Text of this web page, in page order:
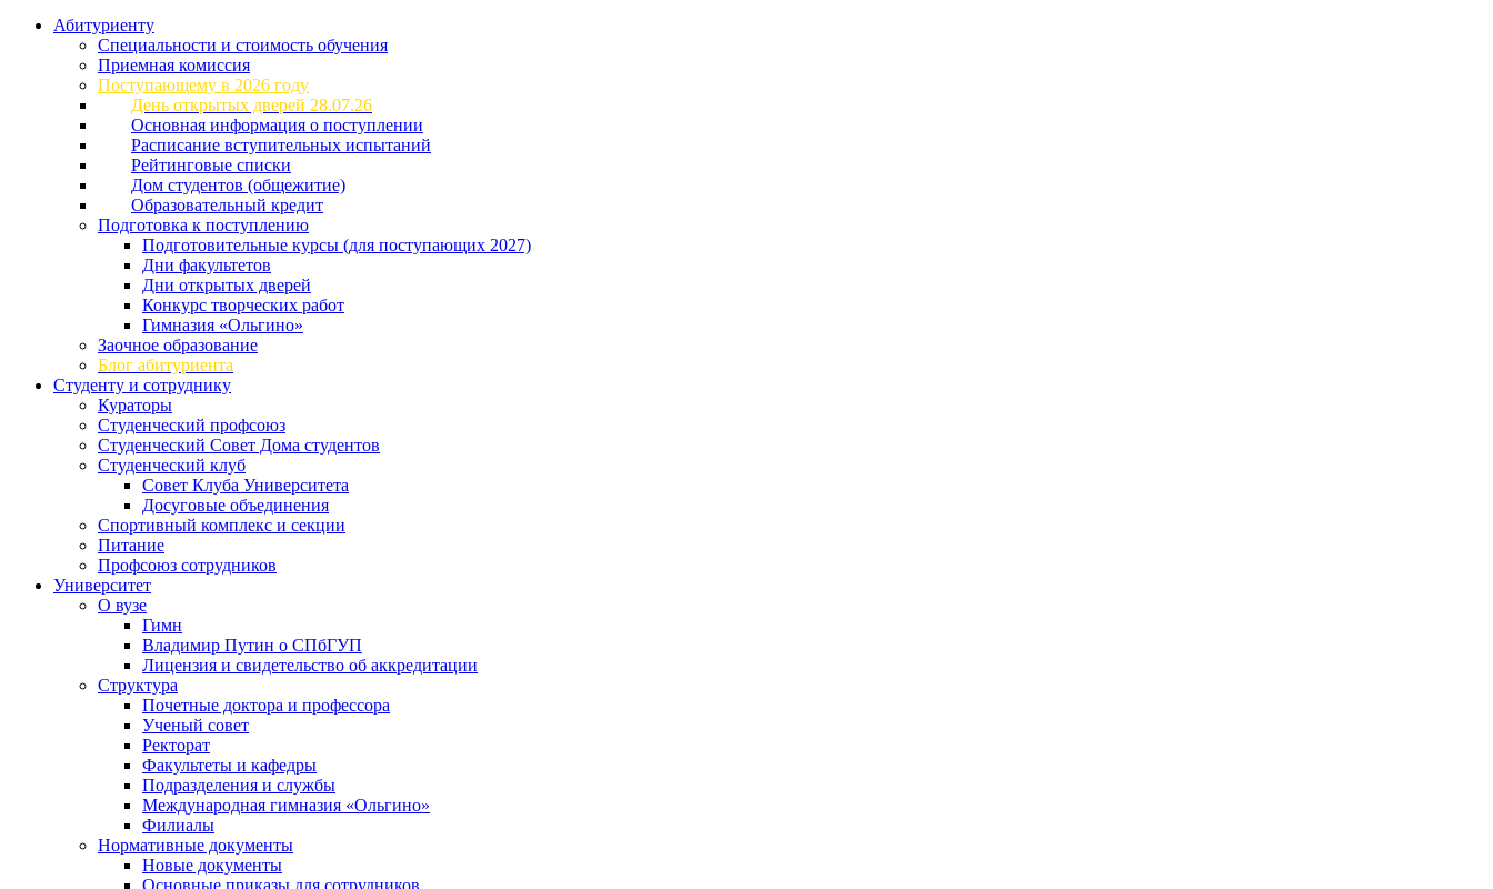
Абитуриенту
Специальности и стоимость обучения
Приемная комиссия
Поступающему в 2026 году
День открытых дверей 28.07.26
Основная информация о поступлении
Расписание вступительных испытаний
Рейтинговые списки
Дом студентов (общежитие)
Образовательный кредит
Подготовка к поступлению
Подготовительные курсы (для поступающих 2027)
Дни факультетов
Дни открытых дверей
Конкурс творческих работ
Гимназия «Ольгино»
Заочное образование
Блог абитуриента
Студенту и сотруднику
Кураторы
Студенческий профсоюз
Студенческий Совет Дома студентов
Студенческий клуб
Совет Клуба Университета
Досуговые объединения
Спортивный комплекс и секции
Питание
Профсоюз сотрудников
Университет
О вузе
Гимн
Владимир Путин о СПбГУП
Лицензия и свидетельство об аккредитации
Структура
Почетные доктора и профессора
Ученый совет
Ректорат
Факультеты и кафедры
Подразделения и службы
Международная гимназия «Ольгино»
Филиалы
Нормативные документы
Новые документы
Основные приказы для сотрудников